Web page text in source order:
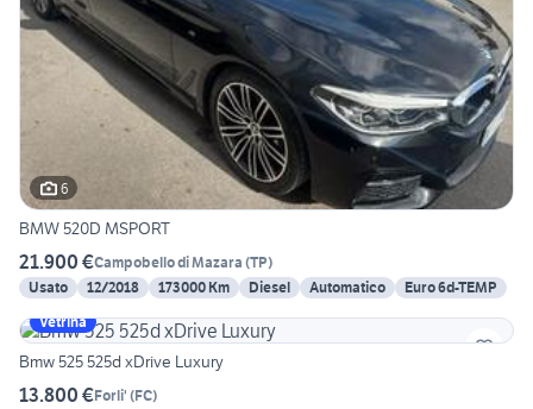
6
BMW 520D MSPORT
21.900 €Campobello di Mazara (TP)
Usato
12/2018 173000 Km Diesel Automatico
Euro 6d-TEMP
Vetrina
Bmw 525 525d xDrive Luxury
13.800 €Forli' (FC)